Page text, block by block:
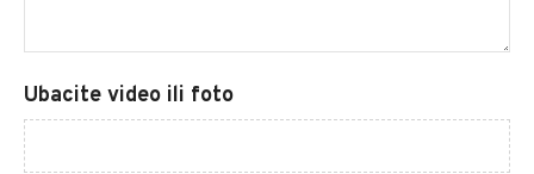
Ubacite video ili foto